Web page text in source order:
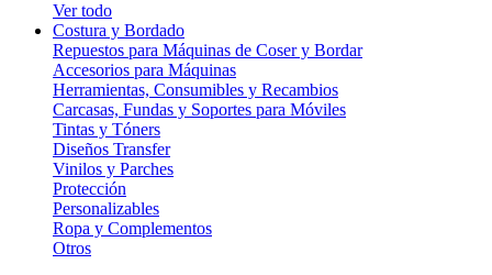
Ver todo
Costura y Bordado
Repuestos para Máquinas de Coser y Bordar
Accesorios para Máquinas
Herramientas, Consumibles y Recambios
Carcasas, Fundas y Soportes para Móviles
Tintas y Tóners
Diseños Transfer
Vinilos y Parches
Protección
Personalizables
Ropa y Complementos
Otros